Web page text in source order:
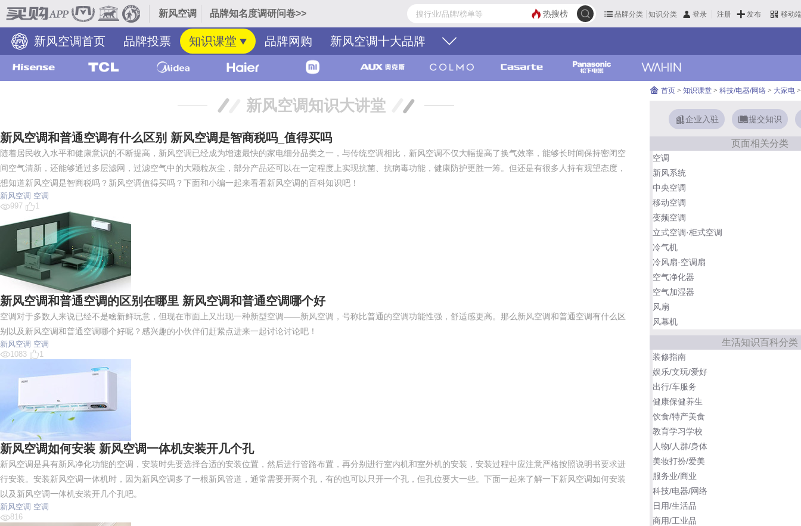
新风空调 品牌知名度调研问卷>> 品牌分类 知识分类 登录 注册 发布 移动
热搜榜
新风空调首页 品牌投票 知识课堂 品牌网购 新风空调十大品牌
新风空调知识大讲堂
新风空调和普通空调有什么区别 新风空调是智商税吗_值得买吗
随着居民收入水平和健康意识的不断提高，新风空调已经成为增速最快的家电细分品类之一，与传统空调相比，新风空调不仅大幅提高了换气效率，能够长时间保持密闭空
间空气清新，还能够通过多层滤网，过滤空气中的大颗粒灰尘，部分产品还可以在一定程度上实现抗菌、抗病毒功能，健康防护更胜一筹。但还是有很多人持有观望态度，
想知道新风空调是智商税吗？新风空调值得买吗？下面和小编一起来看看新风空调的百科知识吧！
新风空调 空调
997
1
新风空调和普通空调的区别在哪里 新风空调和普通空调哪个好
空调对于多数人来说已经不是啥新鲜玩意，但现在市面上又出现一种新型空调——新风空调，号称比普通的空调功能性强，舒适感更高。那么新风空调和普通空调有什么区
别以及新风空调和普通空调哪个好呢？感兴趣的小伙伴们赶紧点进来一起讨论讨论吧！
新风空调 空调
1083
1
新风空调如何安装 新风空调一体机安装开几个孔
新风空调是具有新风净化功能的空调，安装时先要选择合适的安装位置，然后进行管路布置，再分别进行室内机和室外机的安装，安装过程中应注意严格按照说明书要求进
行安装。安装新风空调一体机时，因为新风空调多了一根新风管道，通常需要开两个孔，有的也可以只开一个孔，但孔位要大一些。下面一起来了解一下新风空调如何安装
以及新风空调一体机安装开几个孔吧。
新风空调 空调
816
首页 > 知识课堂 > 科技/电器/网络 > 大家电 >
企业入驻 提交知识
页面相关分类
空调
新风系统
中央空调
移动空调
变频空调
立式空调·柜式空调
冷气机
冷风扇·空调扇
空气净化器
空气加湿器
风扇
风幕机
生活知识百科分类
装修指南
娱乐/文玩/爱好
出行/车服务
健康保健养生
饮食/特产美食
教育学习学校
人物/人群/身体
美妆打扮/爱美
服务业/商业
科技/电器/网络
日用/生活品
商用/工业品